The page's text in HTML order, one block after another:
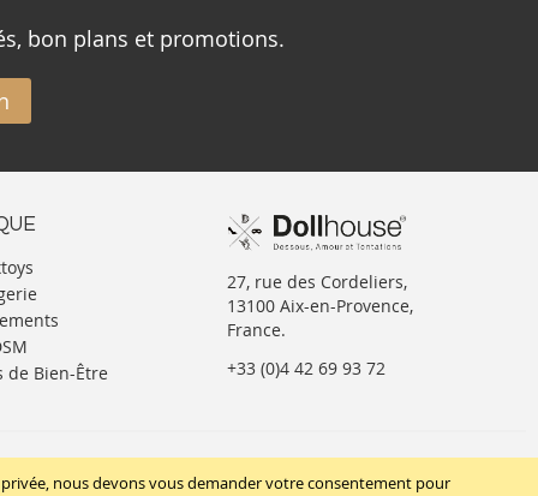
nous devons vous demander votre consentement pour
bon plans et promotions.
de Bien-Être
27, rue des Cordeliers,
13100 Aix-en-Provence,
France.
+33 (0)4 42 69 93 72
SUIVEZ-NOUS